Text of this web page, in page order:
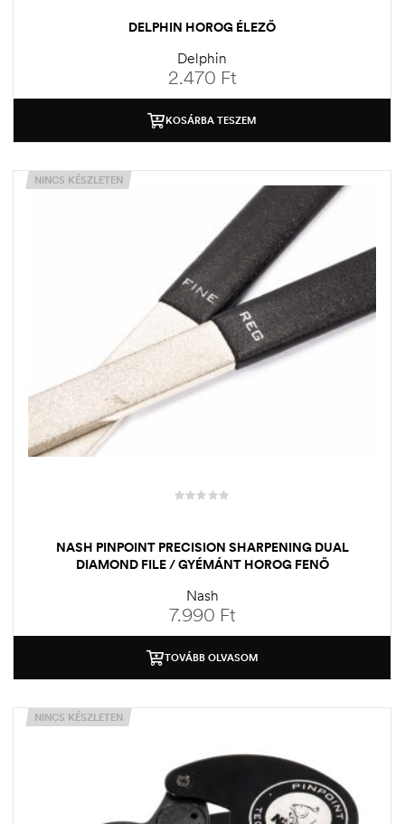
DELPHIN HOROG ÉLEZŐ
Delphin
2.470 Ft
KOSÁRBA TESZEM
NINCS KÉSZLETEN
NASH PINPOINT PRECISION SHARPENING DUAL
DIAMOND FILE / GYÉMÁNT HOROG FENŐ
Nash
7.990 Ft
TOVÁBB OLVASOM
NINCS KÉSZLETEN